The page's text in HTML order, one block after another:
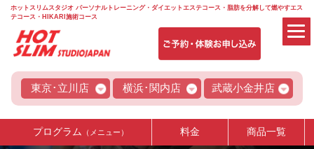
ホットスリムスタジオ パーソナルトレーニング・ダイエットエステコース・脂肪を分解して燃やすエス
テコース・HIKARI施術コース
東京･立川店 横浜･関内店 武蔵小金井店
プログラム （メニュー） 料金 商品一覧